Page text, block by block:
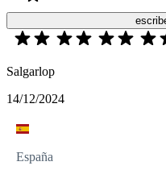
Salgarlop
14/12/2024
España